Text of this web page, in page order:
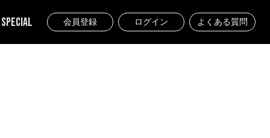
SPECIAL 会員登録 ログイン よくある質問